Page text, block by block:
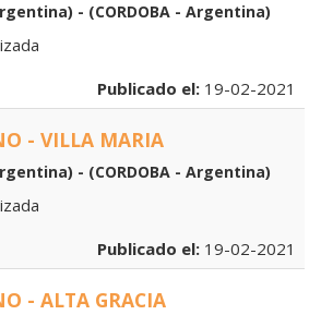
- (CORDOBA - Argentina)
Publicado el: 19-02-2021
- VILLA MARIA
- (CORDOBA - Argentina)
Publicado el: 19-02-2021
- ALTA GRACIA